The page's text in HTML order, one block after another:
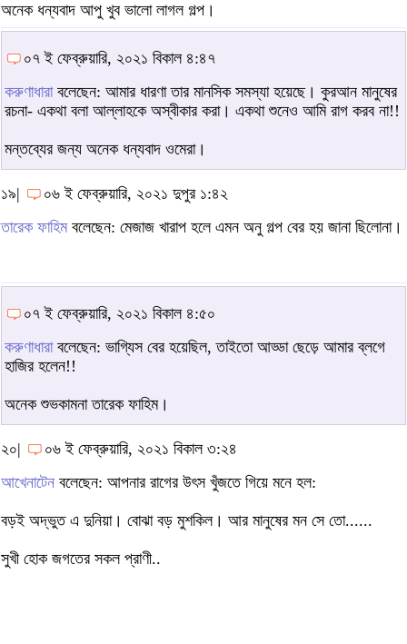
অনেক ধন্যবাদ আপু খুব ভালো লাগল গল্প।
০৭ ই ফেব্রুয়ারি, ২০২১ বিকাল ৪:৪৭
করুণাধারাবলেছেন: আমার ধারণা তার মানসিক সমস্যা হয়েছে। কুরআন মানুষের
রচনা- একথা বলা আল্লাহকে অস্বীকার করা। একথা শুনেও আমি রাগ করব না!!
মন্তব্যের জন্য অনেক ধন্যবাদ ওমেরা।
১৯|
০৬ ই ফেব্রুয়ারি, ২০২১ দুপুর ১:৪২
তারেক ফাহিমবলেছেন: মেজাজ খারাপ হলে এমন অনু গল্প বের হয় জানা ছিলোনা।
০৭ ই ফেব্রুয়ারি, ২০২১ বিকাল ৪:৫০
করুণাধারাবলেছেন: ভাগ্যিস বের হয়েছিল, তাইতো আড্ডা ছেড়ে আমার ব্লগে
হাজির হলেন!!
অনেক শুভকামনা তারেক ফাহিম।
২০|
০৬ ই ফেব্রুয়ারি, ২০২১ বিকাল ৩:২৪
আখেনাটেন বলেছেন: আপনার রাগের উৎস খুঁজতে গিয়ে মনে হল:
বড়ই অদ্ভুত এ দুনিয়া। বোঝা বড় মুশকিল। আর মানুষের মন সে তো......
সুখী হোক জগতের সকল প্রাণী..